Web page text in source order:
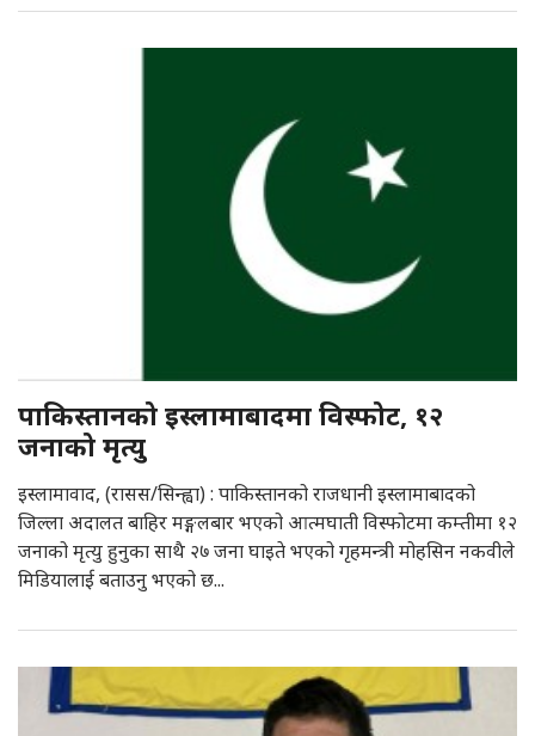
पाकिस्तानको इस्लामाबादमा विस्फोट, १२
जनाको मृत्यु
इस्लामावाद, (रासस/सिन्ह्वा) : पाकिस्तानको राजधानी इस्लामाबादको
जिल्ला अदालत बाहिर मङ्गलबार भएको आत्मघाती विस्फोटमा कम्तीमा १२
जनाको मृत्यु हुनुका साथै २७ जना घाइते भएको गृहमन्त्री मोहसिन नकवीले
मिडियालाई बताउनु भएको छ...